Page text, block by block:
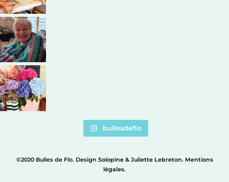
bullesdeflo
©2020 Bulles de Flo. Design Solopine& Juliette Lebreton. Mentions
légales.